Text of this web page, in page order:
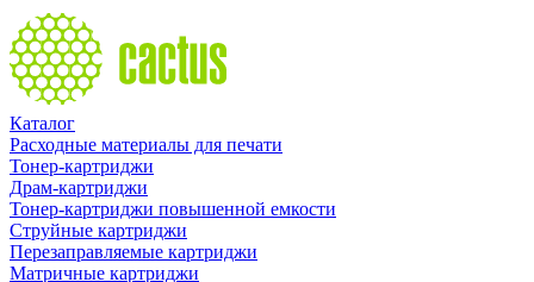
Каталог
Расходные материалы для печати
Тонер-картриджи
Драм-картриджи
Тонер-картриджи повышенной емкости
Струйные картриджи
Перезаправляемые картриджи
Матричные картриджи